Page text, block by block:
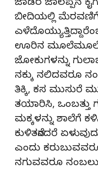
ಜಾಡರ ಜಾಲಪ್ಪನ
ಬೀದಿಯಲ್ಲಿ
ಊರಿನ
ಜೋಕುಗಳನ್ನು
ನಕ್ಕು ನಲಿದವರೂ
ತಿಕ್ಕಿ, ಕಸ ಮುಸುರೆ
ತಯಾರಿಸಿ, ಒಂಬತ್ತು
ಮಕ್ಕಳನ್ನು ಶಾಲೆಗೆ
ಕುಳಿತನೆಂದರೆ
ಎಂದು
ನಗುವವರೂ